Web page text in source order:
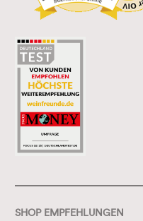
SHOP EMPFEHLUNGEN